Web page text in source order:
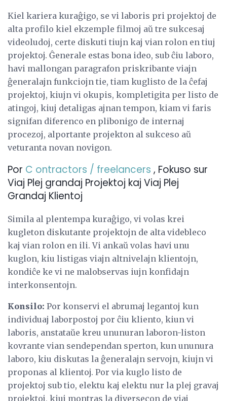
Kiel kariera kuraĝigo, se vi laboris pri projektoj de
alta profilo kiel ekzemple filmoj aŭ tre sukcesaj
videoludoj, certe diskuti tiujn kaj vian rolon en tiuj
projektoj. Ĝenerale estas bona ideo, sub ĉiu laboro,
havi mallongan paragrafon priskribante viajn
ĝeneralajn funkciojn tie, tiam kuglisto de la ĉefaj
projektoj, kiujn vi okupis, kompletigita per listo de
atingoj, kiuj detaligas ajnan tempon, kiam vi faris
signifan diferenco en plibonigo de internaj
procezoj, alportante projekton al sukceso aŭ
veturanta novan novigon.
Por C ontractors / freelancers , Fokuso sur
Viaj Plej grandaj Projektoj kaj Viaj Plej
Grandaj Klientoj
Simila al plentempa kuraĝigo, vi volas krei
kugleton diskutante projektojn de alta videbleco
kaj vian rolon en ili. Vi ankaŭ volas havi unu
kuglon, kiu listigas viajn altnivelajn klientojn,
kondiĉe ke vi ne malobservas iujn konfidajn
interkonsentojn.
Konsilo: Por konservi el abrumaj legantoj kun
individuaj laborpostoj por ĉiu kliento, kiun vi
laboris, anstataŭe kreu ununuran laboron-liston
kovrante vian sendependan sperton, kun ununura
laboro, kiu diskutas la ĝeneralajn servojn, kiujn vi
proponas al klientoj. Por via kuglo listo de
projektoj sub tio, elektu kaj elektu nur la plej gravaj
projektoj, kiuj montras la diversecon de viaj